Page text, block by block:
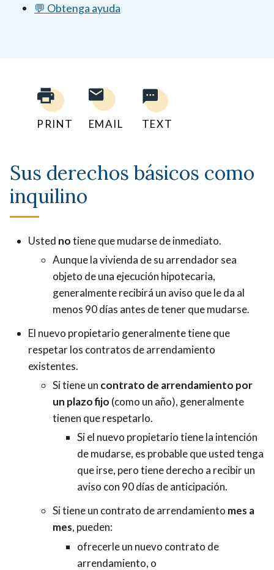
💬 Obtenga ayuda
PRINT EMAIL TEXT
Sus derechos básicos como
inquilino
Usted notiene que mudarse de inmediato.
Aunque la vivienda de su arrendador sea
objeto de una ejecución hipotecaria,
generalmente recibirá un aviso que le da al
menos 90 días antes de tener que mudarse.
El nuevo propietario generalmente tiene que
respetar los contratos de arrendamiento
existentes.
Si tiene un contrato de arrendamiento por
un plazo fijo (como un año), generalmente
tienen que respetarlo.
Si el nuevo propietario tiene la intención
de mudarse, es probable que usted tenga
que irse, pero tiene derecho a recibir un
aviso con 90 días de anticipación.
Si tiene un contrato de arrendamiento mes a
mes, pueden:
ofrecerle un nuevo contrato de
arrendamiento, o